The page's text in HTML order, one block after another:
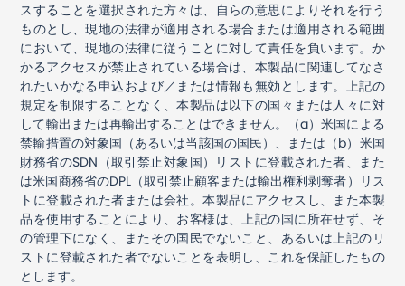
スすることを選択された方々は、自らの意思によりそれを行う
ものとし、現地の法律が適用される場合または適用される範囲
において、現地の法律に従うことに対して責任を負います。か
かるアクセスが禁止されている場合は、本製品に関連してなさ
れたいかなる申込および／または情報も無効とします。上記の
規定を制限することなく、本製品は以下の国々または人々に対
して輸出または再輸出することはできません。（a）米国による
禁輸措置の対象国（あるいは当該国の国民）、または（b）米国
財務省のSDN （取引禁止対象国）リストに登載された者、また
は米国商務省のDPL（取引禁止顧客または輸出権利剥奪者）リス
トに登載された者または会社。本製品にアクセスし、また本製
品を使用することにより、お客様は、上記の国に所在せず、そ
の管理下になく、またその国民でないこと、あるいは上記のリ
ストに登載された者でないことを表明し、これを保証したもの
とします。